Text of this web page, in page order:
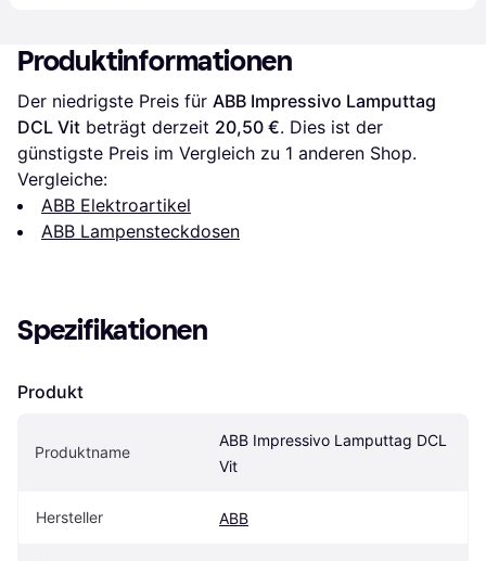
Produktinformationen
Der niedrigste Preis für ABB Impressivo Lamputtag
DCL Vit beträgt derzeit 20,50 €. Dies ist der
günstigste Preis im Vergleich zu 1 anderen Shop.
Vergleiche:
ABB Elektroartikel
ABB Lampensteckdosen
Spezifikationen
Produkt
Produktname
ABB Impressivo Lamputtag DCL
Vit
Hersteller ABB